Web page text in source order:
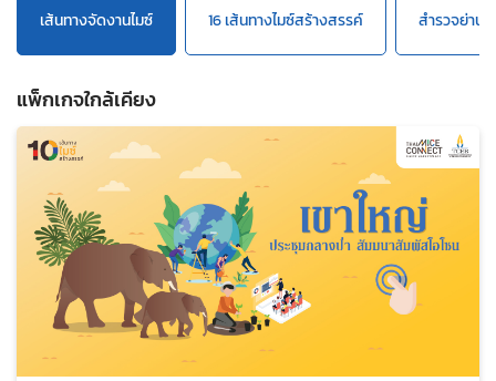
เส้นทางจัดงานไมซ์ 16 เส้นทางไมซ์สร้างสรรค์ สำรวจย่าน
แพ็กเกจใกล้เคียง